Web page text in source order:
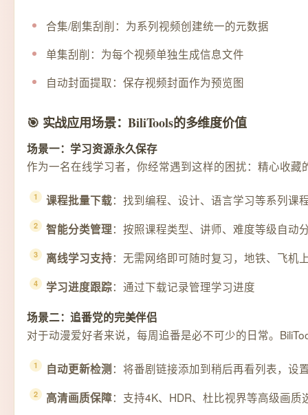
合集/剧集刮削：为系列视频创建统一的元数据
单集刮削：为每个视频单独生成信息文件
自动封面提取：保存视频封面作为预览图
🎯 实战应用场景：BiliTools的多维度价值
场景一：学习资源永久保存
作为一名在线学习者，你经常遇到这样的困扰：精心收
课程批量下载：找到编程、设计、语言学习等系列课
智能分类管理：按照课程类型、讲师、难度等级自动
离线学习支持：无需网络即可随时复习，地铁、飞机
学习进度跟踪：通过下载记录管理学习进度
场景二：追番党的完美伴侣
对于动漫爱好者来说，每周追番是必不可少的日常。
自动更新检测 ：将番剧链接添加到稍后再看列表，设
高清画质保障：支持4K、HDR、杜比视界等高级画质